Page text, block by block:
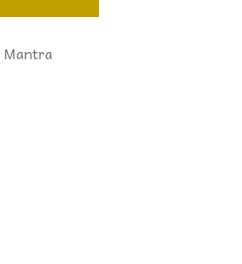
Mantra